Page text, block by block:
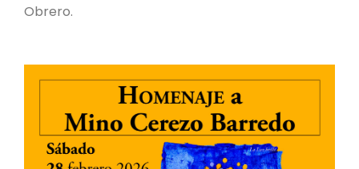
Obrero.